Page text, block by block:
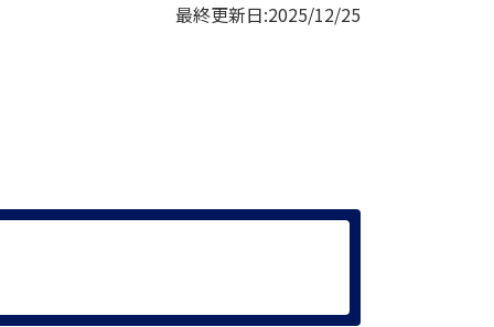
最終更新日:2025/12/25